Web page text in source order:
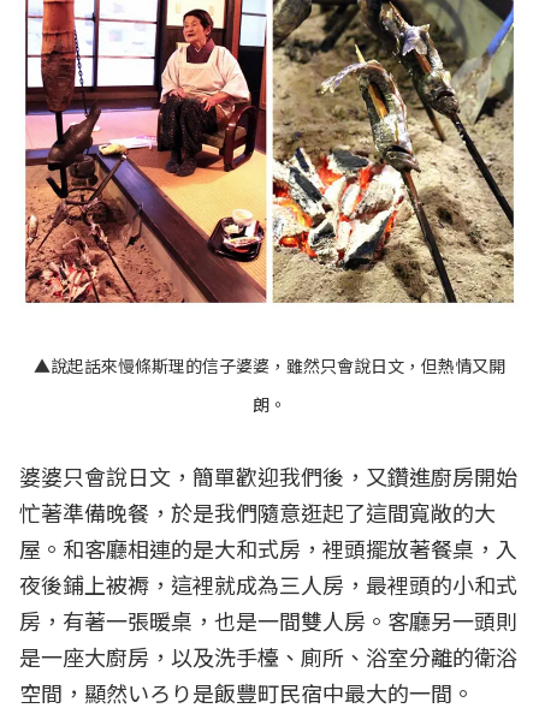
▲說起話來慢條斯理的信子婆婆，雖然只會說日文，但熱情又開
朗。
婆婆只會說日文，簡單歡迎我們後，又鑽進廚房開始
忙著準備晚餐，於是我們隨意逛起了這間寬敞的大
屋。和客廳相連的是大和式房，裡頭擺放著餐桌，入
夜後鋪上被褥，這裡就成為三人房，最裡頭的小和式
房，有著一張暖桌，也是一間雙人房。客廳另一頭則
是一座大廚房，以及洗手檯、廁所、浴室分離的衛浴
空間，顯然いろり是飯豐町民宿中最大的一間。